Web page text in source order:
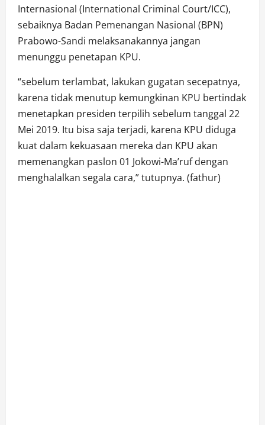
Internasional (International Criminal Court/ICC),
sebaiknya Badan Pemenangan Nasional (BPN)
Prabowo-Sandi melaksanakannya jangan
menunggu penetapan KPU.
“sebelum terlambat, lakukan gugatan secepatnya,
karena tidak menutup kemungkinan KPU bertindak
menetapkan presiden terpilih sebelum tanggal 22
Mei 2019. Itu bisa saja terjadi, karena KPU diduga
kuat dalam kekuasaan mereka dan KPU akan
memenangkan paslon 01 Jokowi-Ma’ruf dengan
menghalalkan segala cara,” tutupnya. (fathur)